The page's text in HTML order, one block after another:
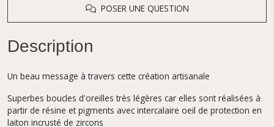
POSER UNE QUESTION
Description
Un beau message à travers cette création artisanale
Superbes boucles d'oreilles très légères car elles sont réalisées à
partir de résine et pigments avec intercalaire oeil de protection en
laiton incrusté de zircons